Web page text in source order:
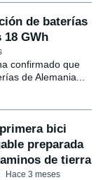
de baterías
GWh
confirmado que
de Alemania...
bici
preparada
de tierra
Hace 3 meses